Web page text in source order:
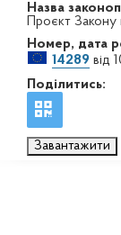
Назва
Проєкт Закону
Номер, дата
14289 від
Поділитись:
Завантажити